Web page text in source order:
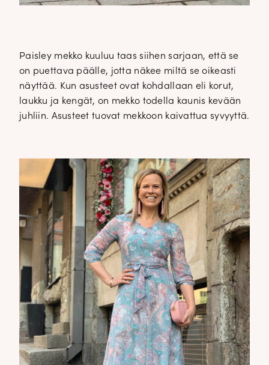
Paisley mekko kuuluu taas siihen sarjaan, että se
on puettava päälle, jotta näkee miltä se oikeasti
näyttää. Kun asusteet ovat kohdallaan eli korut,
laukku ja kengät, on mekko todella kaunis kevään
juhliin. Asusteet tuovat mekkoon kaivattua syvyyttä.